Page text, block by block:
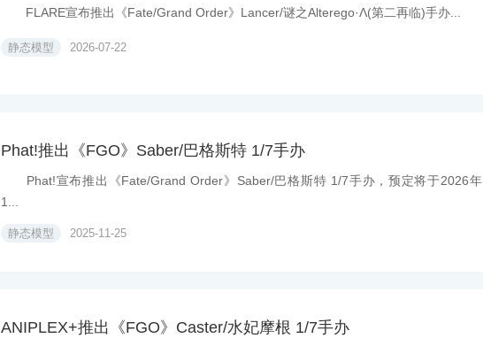
FLARE宣布推出《Fate/Grand Order》Lancer/谜之Alterego·Λ(第二再临)手办...
静态模型 2026-07-22
Phat!推出《FGO》Saber/巴格斯特 1/7手办
Phat!宣布推出《Fate/Grand Order》Saber/巴格斯特 1/7手办，预定将于2026年
1...
静态模型 2025-11-25
ANIPLEX+推出《FGO》Caster/水妃摩根 1/7手办